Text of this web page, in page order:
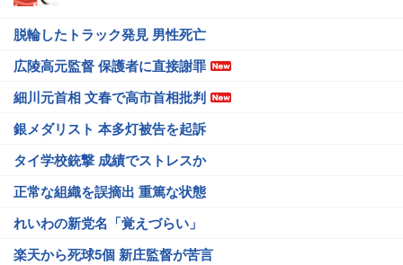
脱輪したトラック発見 男性死亡
広陵高元監督 保護者に直接謝罪
細川元首相 文春で高市首相批判
銀メダリスト 本多灯被告を起訴
タイ学校銃撃 成績でストレスか
正常な組織を誤摘出 重篤な状態
れいわの新党名「覚えづらい」
楽天から死球5個 新庄監督が苦言